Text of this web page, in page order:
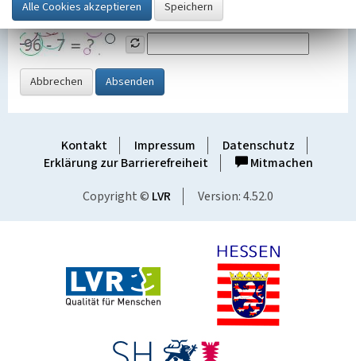
Grafik ein
Abbrechen Absenden
Kontakt Impressum
Datenschutz
Erklärung zur Barrierefreiheit
Mitmachen
Copyright © LVR Version: 4.52.0